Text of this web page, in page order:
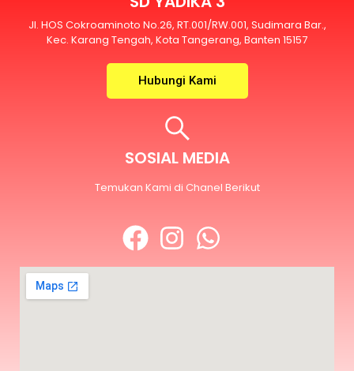
Jl. HOS Cokroaminoto No.26, RT.001/RW.001, Sudimara Bar.,
Kec. Karang Tengah, Kota Tangerang, Banten 15157
Hubungi Kami
SOSIAL MEDIA
Temukan Kami di Chanel Berikut